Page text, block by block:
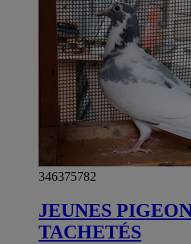
346375782
JEUNES
TACHETÉS